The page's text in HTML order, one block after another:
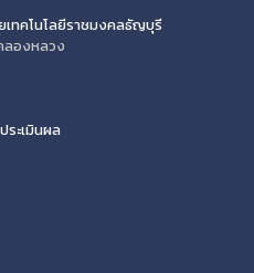
เทคโนโลยีราชมงคลธัญบุรี
ลองหลวง
ะเมินผล